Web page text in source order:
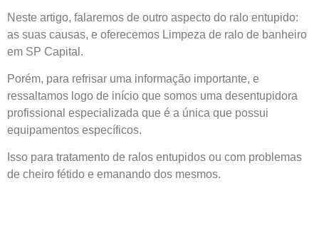
Neste artigo, falaremos de outro aspecto do ralo entupido:
as suas causas, e oferecemos Limpeza de ralo de banheiro
em SP Capital.
Porém, para refrisar uma informação importante, e
ressaltamos logo de início que somos uma desentupidora
profissional especializada que é a única que possui
equipamentos específicos.
Isso para tratamento de ralos entupidos ou com problemas
de cheiro fétido e emanando dos mesmos.